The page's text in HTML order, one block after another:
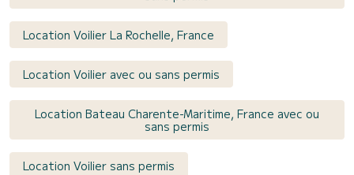
Location Voilier La Rochelle, France
Location Voilier avec ou sans permis
Location Bateau Charente-Maritime, France avec ou
sans permis
Location Voilier sans permis